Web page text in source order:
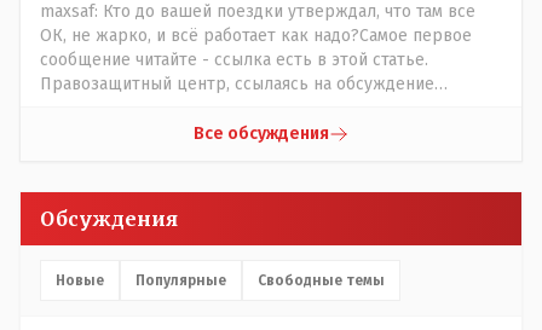
maxsaf: Кто до вашей поездки утверждал, что там все
ОК, не жарко, и всё работает как надо?Самое первое
сообщение читайте - ссылка есть в этой статье.
Правозащитный центр, ссылаясь на обсуждение
прислали ему в виде аудиосообщений, пишет, что
настоящему времени их установили только в
помещениях, предназначенных для административно-
установлены кондиционеры, питьевой и температурный
Все обсуждения
Обсуждения
Новые Популярные Свободные темы